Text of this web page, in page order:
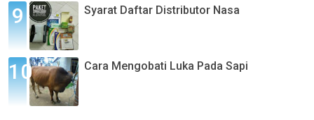
Syarat Daftar Distributor Nasa
Cara Mengobati Luka Pada Sapi